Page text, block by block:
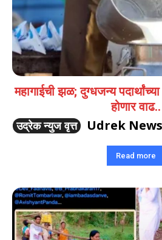
महागाईची झळ; दुग्धजन्य
होणार वाढ..
उद्रेक न्युज वृत्त
Udrek News
Read more